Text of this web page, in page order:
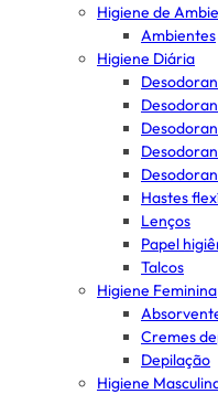
Higiene de
Ambientes
Higiene Diária
Hastes
Lenços
Papel
Talcos
Higiene Feminina
Cremes
Depilação
Higiene